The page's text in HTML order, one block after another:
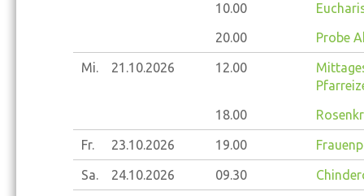
10.00
20.00
Probe
Mi. 21.10.2026 12.00
18.00
Fr. 23.10.2026 19.00
Sa. 24.10.2026 09.30